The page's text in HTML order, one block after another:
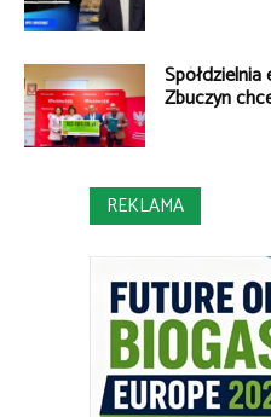
Zbuczyn
REKLAMA